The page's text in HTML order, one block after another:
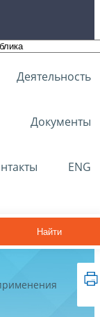
Деятельность
Документы
ENG
Найти